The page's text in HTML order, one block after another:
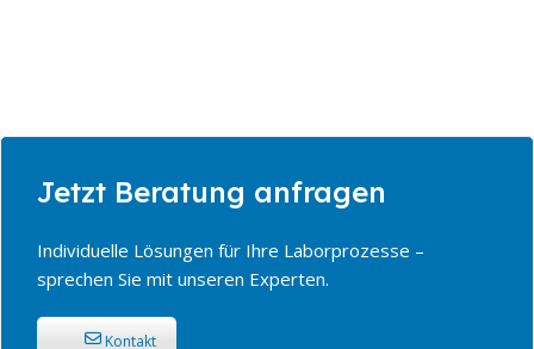
Jetzt Beratung anfragen
Individuelle Lösungen für Ihre Laborprozesse –
sprechen Sie mit unseren Experten.
Kontakt